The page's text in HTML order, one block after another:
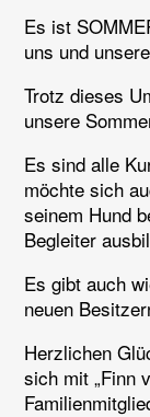
Es ist
uns und
Trotz dieses
unsere
Es sind alle
möchte sich
seinem Hund
Begleiter
Es gibt auch
neuen
Herzlichen
sich mit „Finn